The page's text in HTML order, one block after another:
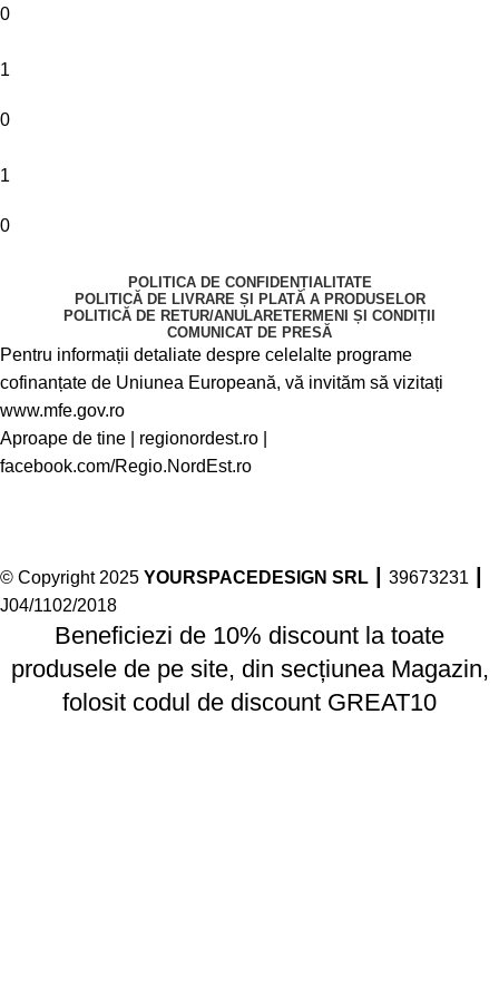
0
1
0
1
0
POLITICA DE CONFIDENȚIALITATE
POLITICĂ DE LIVRARE ȘI PLATĂ A PRODUSELOR
POLITICĂ DE RETUR/ANULARETERMENI ȘI CONDIȚII
COMUNICAT DE PRESĂ
Pentru informații detaliate despre celelalte programe
cofinanțate de Uniunea Europeană, vă invităm să vizitați
www.mfe.gov.ro
Aproape de tine | regionordest.ro
facebook.com/Regio.NordEst.ro
© Copyright 2025 YOURSPACEDESIGN SRL ┃ 39673231 ┃
J04/1102/2018
Beneficiezi de 10% discount la toate
produsele de pe site, din secțiunea Magazin,
folosit codul de discount GREAT10